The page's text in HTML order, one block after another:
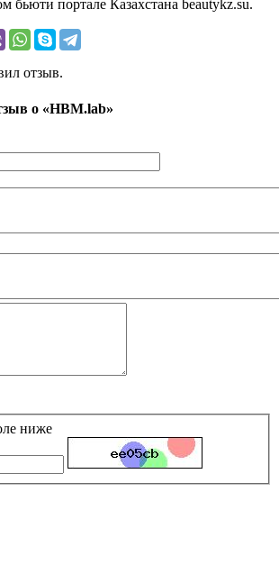
бьюти портале Казахстана beautykz.su.
отзыв.
о «HBM.lab»
ниже